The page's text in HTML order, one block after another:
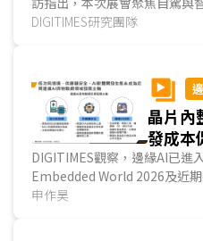
出車用感測方案，提升車輛安
時，台廠積極切入自駕物流、
動關鍵零組件國產化進程，顯
主化方向發展。...
DIGITIMES研究團隊
晶片
發成本
DIGITIMES觀察，邊緣AI已進
Embedded World 2026及近
品、軟體生態系合作觀察，當
申作昊